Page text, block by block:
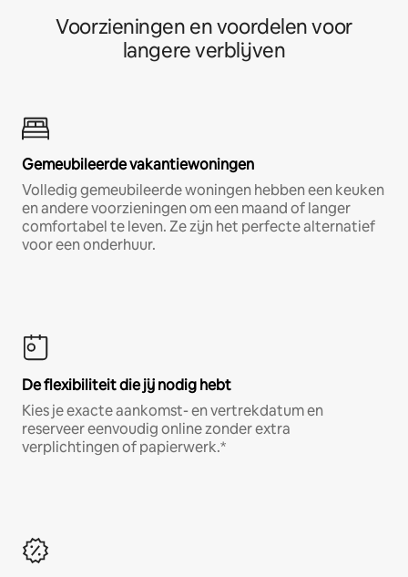
Voorzieningen en voordelen voor
langere verblijven
Gemeubileerde vakantiewoningen
Volledig gemeubileerde woningen hebben een keuken
en andere voorzieningen om een maand of langer
comfortabel te leven. Ze zijn het perfecte alternatief
voor een onderhuur.
De flexibiliteit die jij nodig hebt
Kies je exacte aankomst- en vertrekdatum en
reserveer eenvoudig online zonder extra
verplichtingen of papierwerk.*